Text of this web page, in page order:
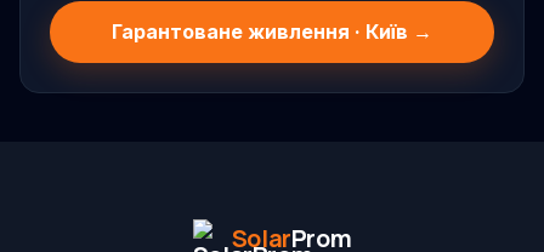
Гарантоване живлення · Київ →
SolarProm